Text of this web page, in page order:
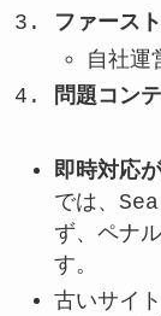
ファース
自社運
問題コン
即時対応
では、
ず、ペナ
す。
古いサイ